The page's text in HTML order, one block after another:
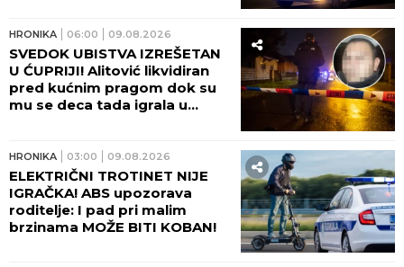
HRONIKA 06:00 09.08.2026
SVEDOK UBISTVA IZREŠETAN
U ĆUPRIJI! Alitović likvidiran
pred kućnim pragom dok su
mu se deca tada igrala u
HRONIKA 03:00 09.08.2026
ELEKTRIČNI TROTINET NIJE
IGRAČKA! ABS upozorava
roditelje: I pad pri malim
brzinama MOŽE BITI KOBAN!